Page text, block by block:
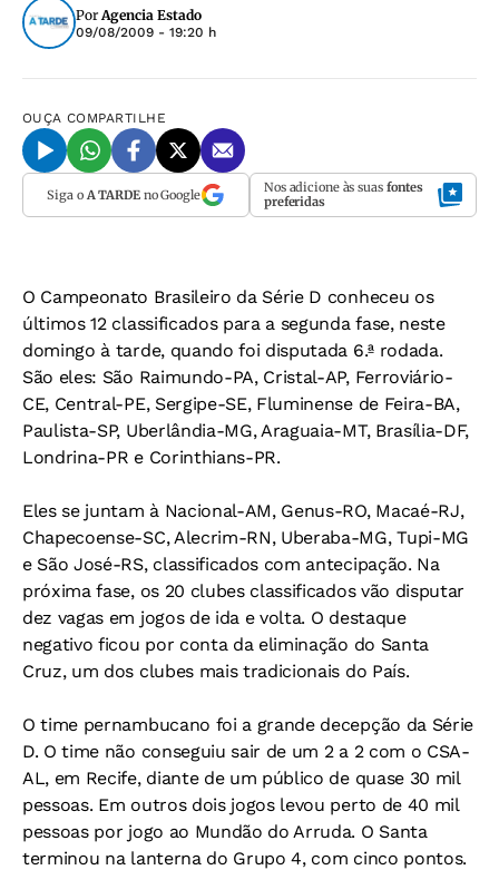
PorAgencia Estado
09/08/2009 - 19:20 h
OUÇA COMPARTILHE
Siga o A TARDEno Google Nos adicione às suas fontes
preferidas
O Campeonato Brasileiro da Série D conheceu os
últimos 12 classificados para a segunda fase, neste
domingo à tarde, quando foi disputada 6.ª rodada.
São eles: São Raimundo-PA, Cristal-AP, Ferroviário-
CE, Central-PE, Sergipe-SE, Fluminense de Feira-BA,
Paulista-SP, Uberlândia-MG, Araguaia-MT, Brasília-DF,
Londrina-PR e Corinthians-PR.
Eles se juntam à Nacional-AM, Genus-RO, Macaé-RJ,
Chapecoense-SC, Alecrim-RN, Uberaba-MG, Tupi-MG
e São José-RS, classificados com antecipação. Na
próxima fase, os 20 clubes classificados vão disputar
dez vagas em jogos de ida e volta. O destaque
negativo ficou por conta da eliminação do Santa
Cruz, um dos clubes mais tradicionais do País.
O time pernambucano foi a grande decepção da Série
D. O time não conseguiu sair de um 2 a 2 com o CSA-
AL, em Recife, diante de um público de quase 30 mil
pessoas. Em outros dois jogos levou perto de 40 mil
pessoas por jogo ao Mundão do Arruda. O Santa
terminou na lanterna do Grupo 4, com cinco pontos.